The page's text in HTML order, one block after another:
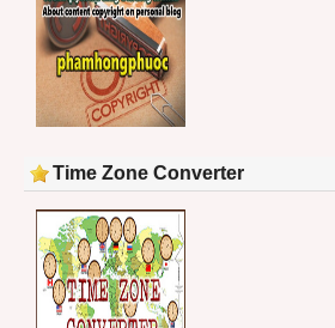
Time Zone Converter